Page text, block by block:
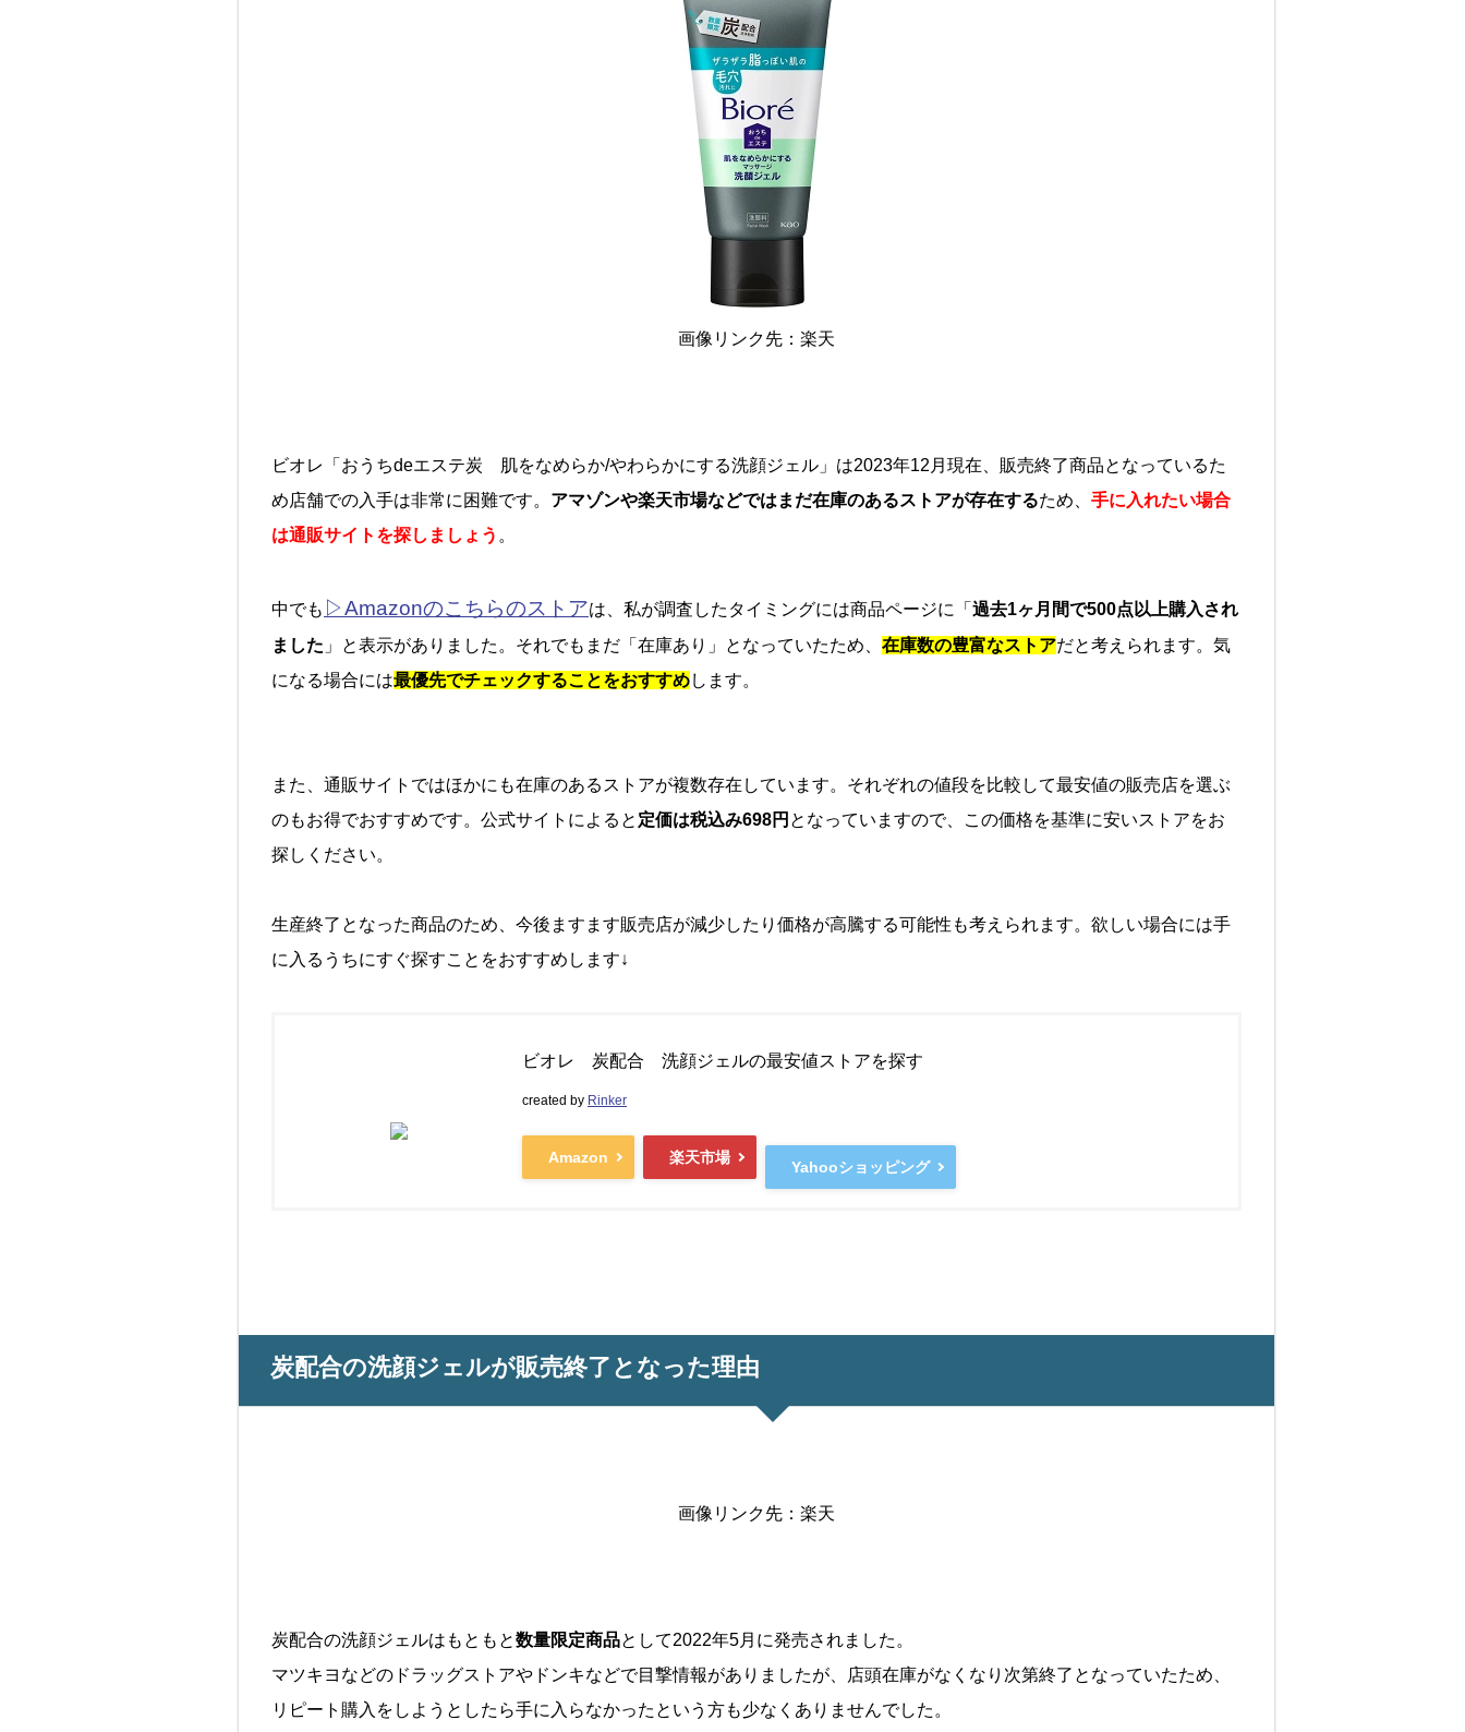
画像リンク先：楽天
ビオレ「おうちdeエステ炭 肌をなめらか/やわらかにする洗顔ジェル」は2023年12月現在、販売終了商品となっているた
め店舗での入手は非常に困難です。 アマゾンや楽天市場などではまだ在庫のあるストアが存在するため、 手に入れたい場合
は通販サイトを探しましょう 。
中でも ▷Amazonのこちらのストアは、私が調査したタイミングには商品ページに「 過去1ヶ月間で500点以上購入され
ました 」と表示がありました。それでもまだ「在庫あり」となっていたため、 在庫数の豊富なストアだと考えられます。気
になる場合には最優先でチェックすることをおすすめします。
また、通販サイトではほかにも在庫のあるストアが複数存在しています。それぞれの値段を比較して最安値の販売店を選ぶ
のもお得でおすすめです。公式サイトによると 定価は税込み698円 となっていますので、この価格を基準に安いストアをお
探しください。
生産終了となった商品のため、今後ますます販売店が減少したり価格が高騰する可能性も考えられます。欲しい場合には手
に入るうちにすぐ探すことをおすすめします↓
ビオレ 炭配合 洗顔ジェルの最安値ストアを探す
created by Rinker
Amazon 楽天市場
Yahooショッピング
炭配合の洗顔ジェルが販売終了となった理由
画像リンク先：楽天
炭配合の洗顔ジェルはもともと数量限定商品として2022年5月に発売されました。
マツキヨなどのドラッグストアやドンキなどで目撃情報がありましたが、店頭在庫がなくなり次第終了となっていたため、
リピート購入をしようとしたら手に入らなかったという方も少なくありませんでした。